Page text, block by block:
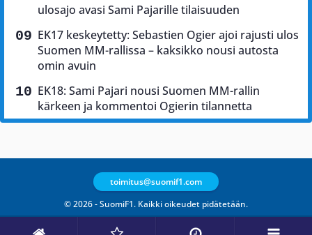
ulosajo avasi Sami Pajarille tilaisuuden
EK17 keskeytetty: Sebastien Ogier ajoi rajusti ulos
Suomen MM-rallissa – kaksikko nousi autosta
omin avuin
EK18: Sami Pajari nousi Suomen MM-rallin
kärkeen ja kommentoi Ogierin tilannetta
© 2026 - SuomiF1. Kaikki oikeudet pidätetään.
toimitus@suomif1.com